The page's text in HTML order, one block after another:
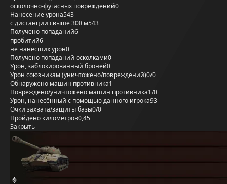
осколочно-фугасных повреждений0
Нанесение урона543
с дистанции свыше 300 м543
Получено попаданий6
пробитий6
не нанёсших урон0
Получено попаданий осколками0
Урон, заблокированный бронёй0
Урон союзникам (уничтожено/повреждений)0/0
Обнаружено машин противника1
Повреждено/уничтожено машин противника1/0
Урон, нанесённый с помощью данного игрока93
Очки захвата/защиты базы0/0
Пройдено километров0,45
Закрыть